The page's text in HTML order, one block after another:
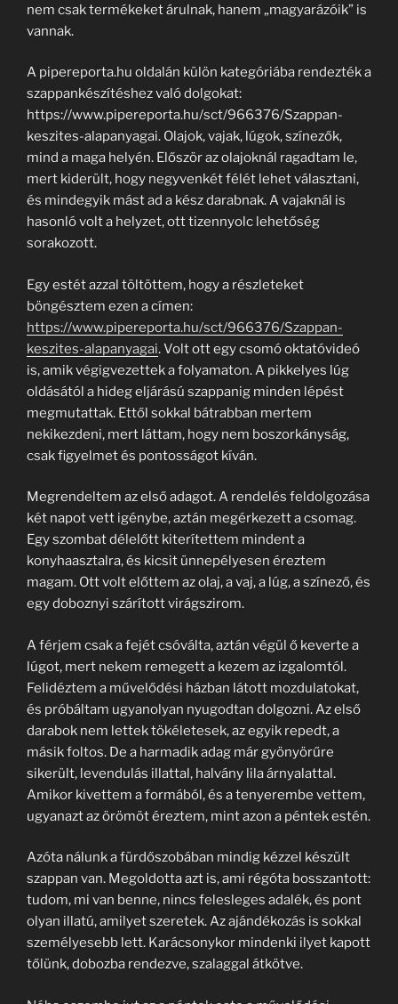
nem csak termékeket árulnak, hanem „magyarázóik” is
vannak.
A pipereporta.hu oldalán külön kategóriába rendezték a
szappankészítéshez való dolgokat:
https://www.pipereporta.hu/sct/966376/Szappan-
keszites-alapanyagai. Olajok, vajak, lúgok, színezők,
mind a maga helyén. Először az olajoknál ragadtam le,
mert kiderült, hogy negyvenkét félét lehet választani,
és mindegyik mást ad a kész darabnak. A vajaknál is
hasonló volt a helyzet, ott tizennyolc lehetőség
sorakozott.
Egy estét azzal töltöttem, hogy a részleteket
böngésztem ezen a címen:
https://www.pipereporta.hu/sct/966376/Szappan-
keszites-alapanyagai. Volt ott egy csomó oktatóvideó
is, amik végigvezettek a folyamaton. A pikkelyes lúg
oldásától a hideg eljárású szappanig minden lépést
megmutattak. Ettől sokkal bátrabban mertem
nekikezdeni, mert láttam, hogy nem boszorkányság,
csak figyelmet és pontosságot kíván.
Megrendeltem az első adagot. A rendelés feldolgozása
két napot vett igénybe, aztán megérkezett a csomag.
Egy szombat délelőtt kiterítettem mindent a
konyhaasztalra, és kicsit ünnepélyesen éreztem
magam. Ott volt előttem az olaj, a vaj, a lúg, a színező, és
egy doboznyi szárított virágszirom.
A férjem csak a fejét csóválta, aztán végül ő keverte a
lúgot, mert nekem remegett a kezem az izgalomtól.
Felidéztem a művelődési házban látott mozdulatokat,
és próbáltam ugyanolyan nyugodtan dolgozni. Az első
darabok nem lettek tökéletesek, az egyik repedt, a
másik foltos. De a harmadik adag már gyönyörűre
sikerült, levendulás illattal, halvány lila árnyalattal.
Amikor kivettem a formából, és a tenyerembe vettem,
ugyanazt az örömöt éreztem, mint azon a péntek estén.
Azóta nálunk a fürdőszobában mindig kézzel készült
szappan van. Megoldotta azt is, ami régóta bosszantott:
tudom, mi van benne, nincs felesleges adalék, és pont
olyan illatú, amilyet szeretek. Az ajándékozás is sokkal
személyesebb lett. Karácsonykor mindenki ilyet kapott
tőlünk, dobozba rendezve, szalaggal átkötve.